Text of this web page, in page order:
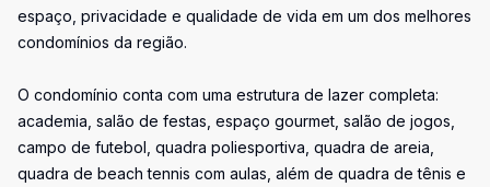
espaço, privacidade e qualidade de vida em um dos melhores
condomínios da região.
O condomínio conta com uma estrutura de lazer completa:
academia, salão de festas, espaço gourmet, salão de jogos,
campo de futebol, quadra poliesportiva, quadra de areia,
quadra de beach tennis com aulas, além de quadra de tênis e